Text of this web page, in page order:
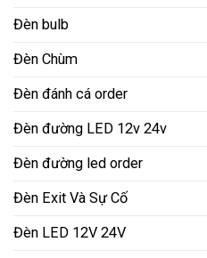
Đèn bulb
Đèn Chùm
Đèn đánh cá order
Đèn đường LED 12v 24v
Đèn đường led order
Đèn Exit Và Sự Cố
Đèn LED 12V 24V